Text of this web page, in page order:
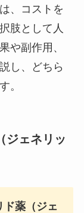
、コストを
肢として人
や副作用、
し、どちら
。
ジェネリッ
ド薬（ジェ